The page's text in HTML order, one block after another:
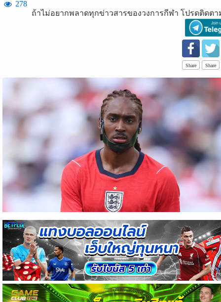
278
ถ้าไม่อยากพลาดทุกข่าวสารของวงการกีฬา โปรดติดตา
Share Share
สมัคร
สมาชิก
ข่าว
บอล
ฟุตบอล
ประเทศ
ข่าว
NBA
ข่าว
NFL
คอ
ลัม
นิ
สต์